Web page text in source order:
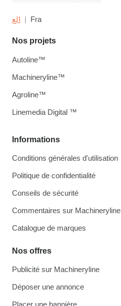
الع Fra
Informations
Conditions générales d'utilisation
Politique de confidentialité
Conseils de sécurité
Commentaires sur Machineryline
Catalogue de marques
Nos offres
Publicité sur Machineryline
Déposer une annonce
Nos projets
Autoline™
Machineryline™
Agroline™
Linemedia Digital ™